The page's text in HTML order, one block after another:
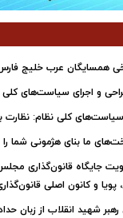
همسایگان عرب خلیج
و اجرای سیاست‌های کلی
کلی نظام: نظارت بر
ما بنای هژمونی شما را
جایگاه قانون‌گذاری
پویا و کانون اصلی
شهید انقلاب از زبان